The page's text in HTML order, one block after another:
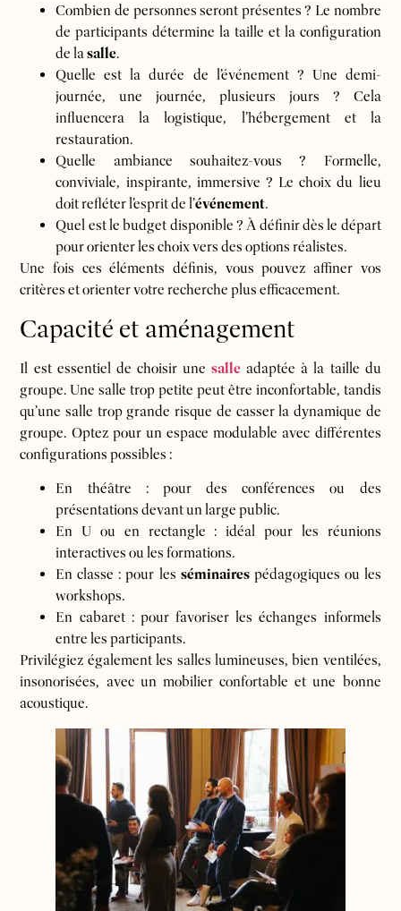
Combien de personnes seront présentes ? Le nombre
de participants détermine la taille et la configuration
de lasalle.
Quelle est la durée de l’événement ? Une demi-
journée, une journée, plusieurs jours ? Cela
influencera la logistique, l’hébergement et la
restauration.
Quelle ambiance souhaitez-vous ? Formelle,
conviviale, inspirante, immersive ? Le choix du lieu
doit refléter l’esprit de l’événement.
Quel est le budget disponible ? À définir dès le départ
pour orienter les choix vers des options réalistes.
Une fois ces éléments définis, vous pouvez affiner vos
critères et orienter votre recherche plus efficacement.
Capacité et aménagement
Il est essentiel de choisir unesalle adaptée à la taille du
groupe. Une salle trop petite peut être inconfortable, tandis
qu’une salle trop grande risque de casser la dynamique de
groupe. Optez pour un espace modulable avec différentes
configurations possibles :
En théâtre : pour des conférences ou des
présentations devant un large public.
En U ou en rectangle : idéal pour les réunions
interactives ou les formations.
En classe : pour les séminairespédagogiques ou les
workshops.
En cabaret : pour favoriser les échanges informels
entre les participants.
Privilégiez également les salles lumineuses, bien ventilées,
insonorisées, avec un mobilier confortable et une bonne
acoustique.